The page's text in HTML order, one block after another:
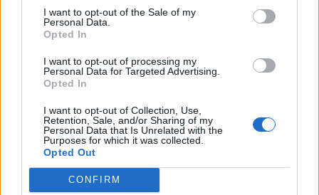
I want to opt-out of the Sale of my
Personal Data.
Opted In
I want to opt-out of processing my
Personal Data for Targeted Advertising.
Opted In
I want to opt-out of Collection, Use,
Retention, Sale, and/or Sharing of my
Personal Data that Is Unrelated with the
Purposes for which it was collected.
Opted Out
CONFIRM
sempre certificato in modo rigoroso» che
«non è vero che i prezzi dei libri sono
aumentati negli ultimi anni più
dell’inflazione».
Soddisfatte le associazioni dei consumatori
ma Paolo Landi presidente di Adiconsum
raccomanda di fare attenzione «ai libri
consigliati, quelli che i docenti non